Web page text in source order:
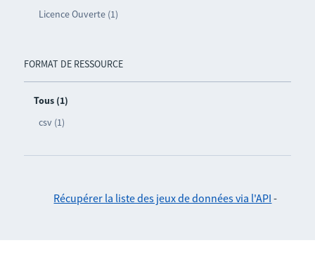
Licence Ouverte (1)
FORMAT DE RESSOURCE
Tous (1)
csv (1)
Récupérer la liste des jeux de données via l'API -